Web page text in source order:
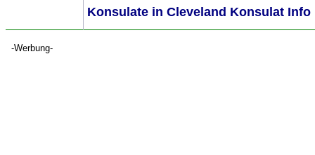
Konsulate in Cleveland Konsulat Info
-Werbung-